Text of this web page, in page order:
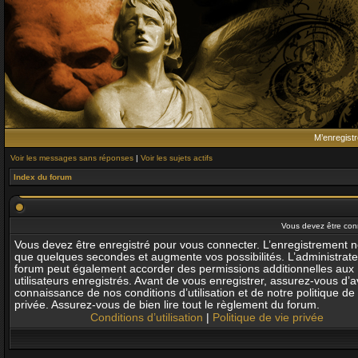
Voir les messages sans réponses | Voir les sujets actifs
Index du forum
Vous devez être
Vous devez être enregistré pour vous connecter. L’enregistrement
que quelques secondes et augmente vos possibilités.
forum peut également accorder des permissions additionnelles aux
utilisateurs enregistrés. Avant de vous enregistrer, assurez-vous
connaissance de nos conditions d’utilisation et de notre politique de
privée. Assurez-vous de bien lire tout le règlement du forum.
Conditions d’utilisation
Politique de vie privée